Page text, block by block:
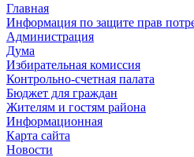
Главная
Информация по защите прав
Администрация
Дума
Избирательная комиссия
Контрольно-счетная палата
Бюджет для граждан
Жителям и гостям района
Информационная
Карта сайта
Новости